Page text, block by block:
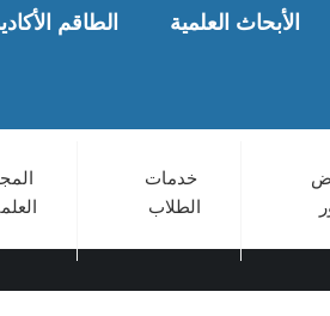
الأبحاث العلمية الطاقم
خدمات
الطلاب